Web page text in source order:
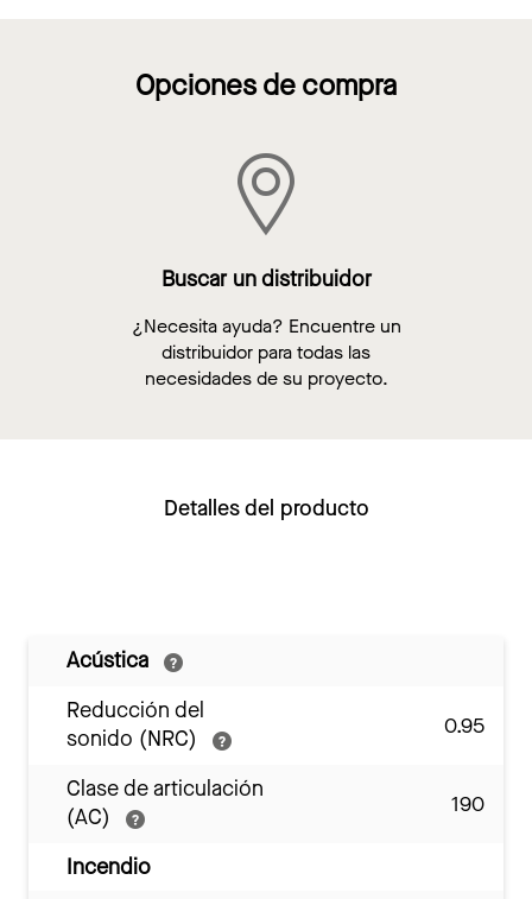
Opciones de compra
Buscar un distribuidor
¿Necesita ayuda? Encuentre un
distribuidor para todas las
necesidades de su proyecto.
Detalles del producto
Acústica
Reducción del
sonido (NRC)
0.95
Clase de articulación
(AC)
190
Incendio